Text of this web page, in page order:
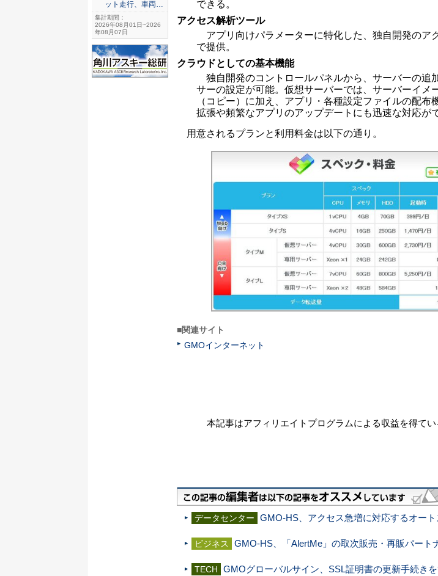
できる。
アクセス解析ツール
アプリ向けパラメーターに特化した、独自開発のア
で提供。
クラウドとしての基本機能
独自開発のコントロールパネルから、サーバーの追
サーの設定が可能。仮想サーバーでは、サーバーイメ
（コピー）に加え、アプリ・各種設定ファイルの配布
拡張や頻繁なアプリのアップデートにも迅速な対応が
用意されるプランと利用料金は以下の通り。
■関連サイト
GMOインターネット
本記事はアフィリエイトプログラムによる収益を得て
データセンター GMO-HS、アクセス急増に対応するオー
ビジネス GMO-HS、「AlertMe」の取次販売・再販パート
TECH GMOグローバルサイン、SSL証明書の更新手続き
ット走行、車両…
集計期間：
2026年08月01日~2026
年08月07日